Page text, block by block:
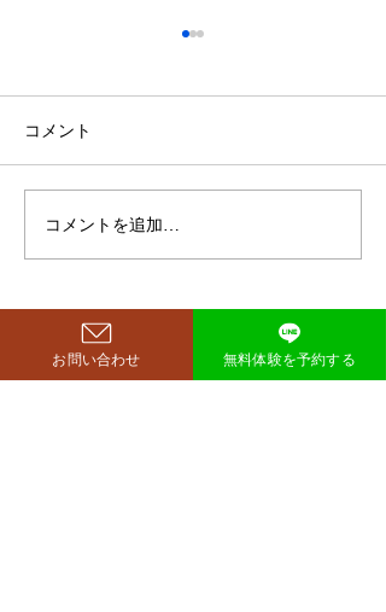
空気階段・鈴木もぐらさん
重123キロから85キロへ、マ
イナス38キロのダイエットに
見せており、SNSでも大きく
注目を集めています。 鈴木も
コメント
コメントを追加…
​リット
西尾市のパーソナルジム
お問い合わせ 無料体験を予約する